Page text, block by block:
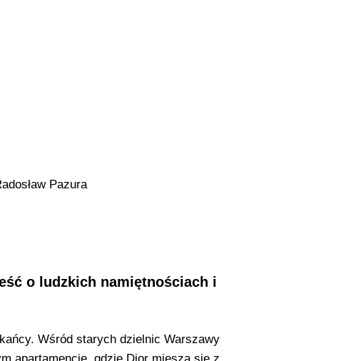
Pazura
o ludzkich namiętnościach i
Wśród starych dzielnic Warszawy
apartamencie, gdzie Dior miesza się z